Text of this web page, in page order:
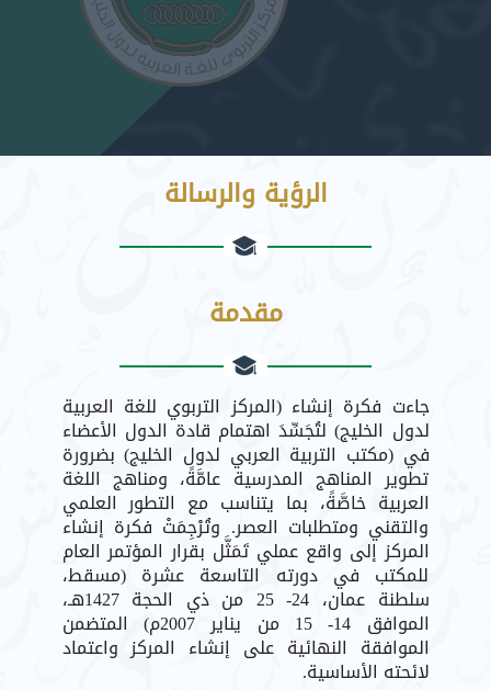
الرؤية والرسالة
مقدمة
جاءت فكرة إنشاء (المركز التربوي للغة العربية
لدول الخليج) لتُجَسِّدَ اهتمام قادة الدول الأعضاء
في (مكتب التربية العربي لدول الخليج) بضرورة
تطوير المناهج المدرسية عامَّةً، ومناهج اللغة
العربية خاصَّةً، بما يتناسب مع التطور العلمي
والتقني ومتطلبات العصر. وتُرْجِمَتْ فكرة إنشاء
المركز إلى واقع عملي تَمَثَّل بقرار المؤتمر العام
للمكتب في دورته التاسعة عشرة (مسقط،
سلطنة عمان، 24- 25 من ذي الحجة 1427هـ،
الموافق 14- 15 من يناير 2007م) المتضمن
الموافقة النهائية على إنشاء المركز واعتماد
لائحته الأساسية.